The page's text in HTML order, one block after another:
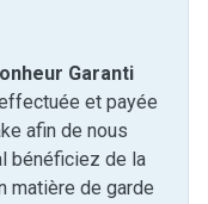
Garanti
et payée
afin de nous
bénéficiez de la
matière de garde